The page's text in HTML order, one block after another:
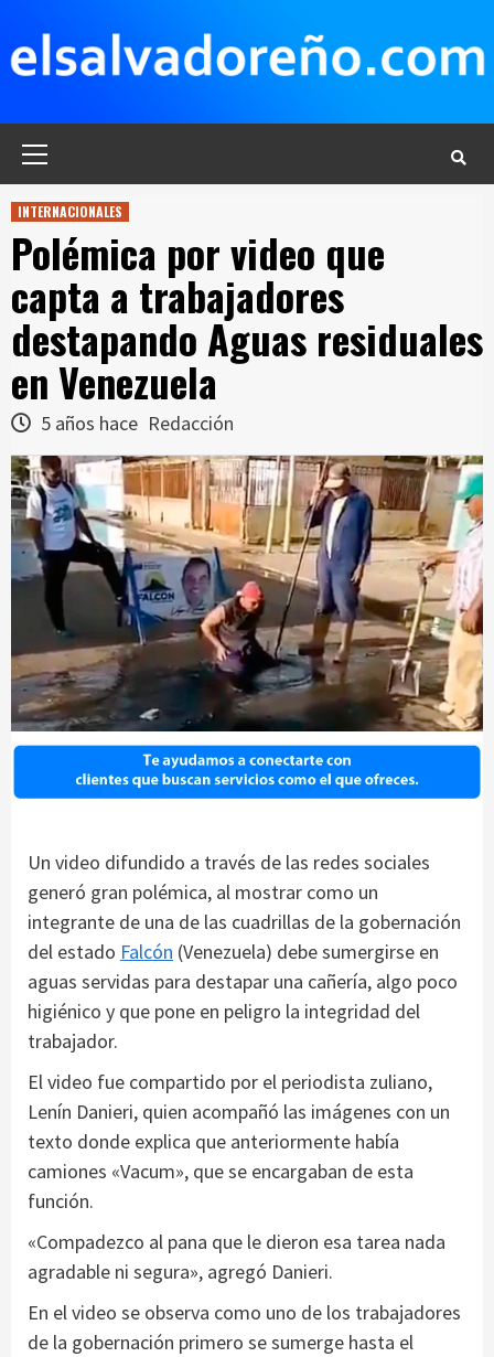
contenido
INTERNACIONALES
Polémica por video que
capta a trabajadores
destapando Aguas residuales
en Venezuela
5 años hace Redacción
Un video difundido a través de las redes sociales
generó gran polémica, al mostrar como un
integrante de una de las cuadrillas de la gobernación
del estado Falcón (Venezuela) debe sumergirse en
aguas servidas para destapar una cañería, algo poco
higiénico y que pone en peligro la integridad del
trabajador.
El video fue compartido por el periodista zuliano,
Lenín Danieri, quien acompañó las imágenes con un
texto donde explica que anteriormente había
camiones «Vacum», que se encargaban de esta
función.
«Compadezco al pana que le dieron esa tarea nada
agradable ni segura», agregó Danieri.
En el video se observa como uno de los trabajadores
de la gobernación primero se sumerge hasta el